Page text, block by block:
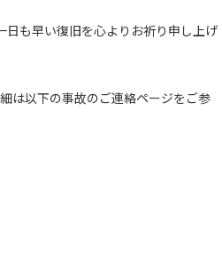
も早い復旧を心よりお祈り申し上げ
は以下の事故のご連絡ページをご参